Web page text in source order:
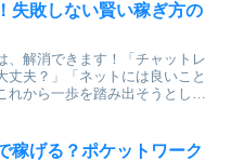
失敗しない賢い稼ぎ方の
、解消できます！「チャットレ
夫？」「ネットには良いこと
から一歩を踏み出そうとして
稼げる？ポケットワーク